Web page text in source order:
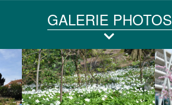
GALERIE PHOTOS